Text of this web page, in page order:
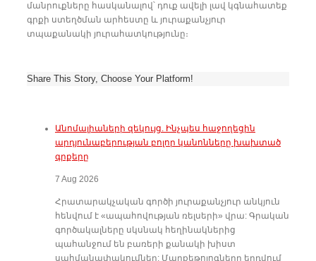
մանրուքները հասկանալով՝ դուք ավելի լավ կգնահատեք
գրքի ստեղծման արհեստը և յուրաքանչյուր
տպաքանակի յուրահատկությունը։
Share This Story, Choose Your Platform!
Անոմալիաների զեկույց. Ինչպես հաջողեցին
արդյունաբերության բոլոր կանոնները խախտած
գրքերը
7 Aug 2026
Հրատարակչական գործի յուրաքանչյուր անկյուն
հենվում է «ապահովության ռելսերի» վրա: Գրական
գործակալները սկսնակ հեղինակներից
պահանջում են բառերի քանակի խիստ
սահմանափակումներ: Մարքեթոլոգները երդվում